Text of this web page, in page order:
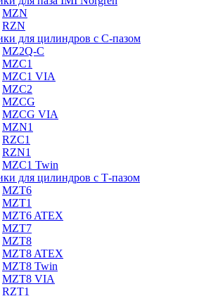
MZN
RZN
для цилиндров с С-пазом
MZ2Q-C
MZC1
MZC1 VIA
MZC2
MZCG
MZCG VIA
MZN1
RZC1
RZN1
MZC1 Twin
для цилиндров с Т-пазом
MZT6
MZT1
MZT6 ATEX
MZT7
MZT8
MZT8 ATEX
MZT8 Twin
MZT8 VIA
RZT1